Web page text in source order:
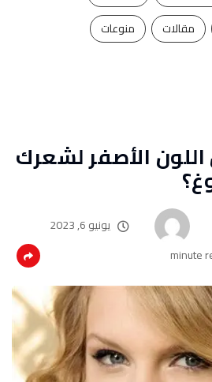
مقالات منوعات
الأصفر لشعرك
يونيو 6, 2023